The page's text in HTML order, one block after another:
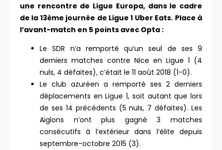
une rencontre de Ligue Europa, dans le cadre
de la 13ème journée de Ligue 1 Uber Eats. Place à
l’avant-match en 5 points avec Opta :
Le SDR n’a remporté qu’un seul de ses 9
derniers matches contre Nice en Ligue 1 (4
nuls, 4 défaites), c’était le 11 août 2018 (1-0).
Le club azuréen a remporté ses 2 derniers
déplacements en Ligue 1, soit autant que lors
de ses 14 précédents (5 nuls, 7 défaites). Les
Aiglons n’ont plus gagné 3 matches
consécutifs à l’extérieur dans l’élite depuis
septembre-octobre 2015 (3).